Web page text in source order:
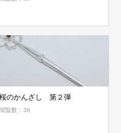
桜のかんざし 第２弾
閲覧数：36